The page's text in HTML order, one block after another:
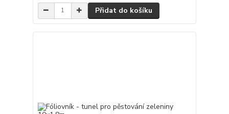
Přidat do košíku